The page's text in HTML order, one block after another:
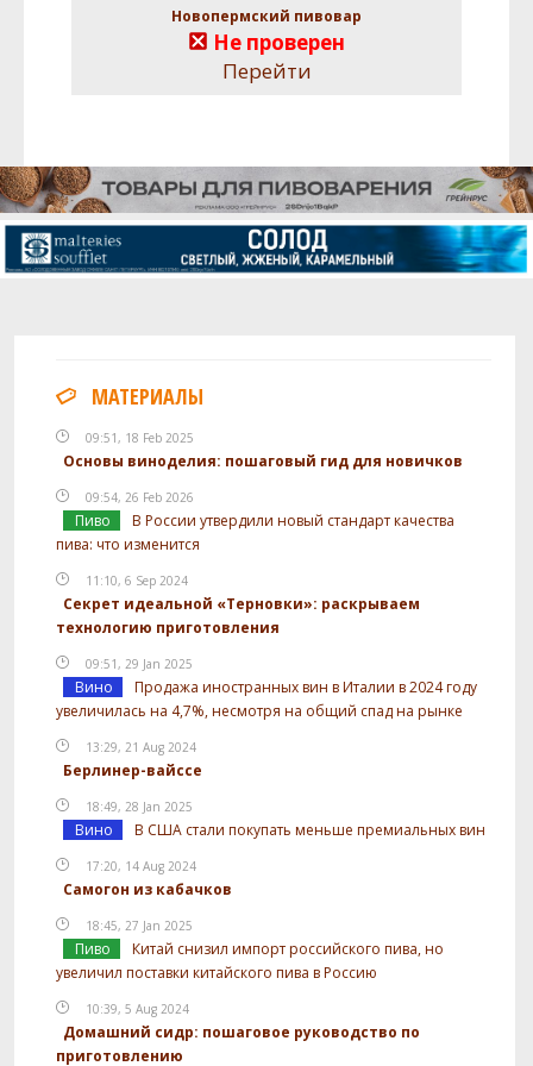
Новопермский пивовар
Не проверен
Перейти
МАТЕРИАЛЫ
09:51, 18 Feb 2025
Основы виноделия: пошаговый гид для новичков
09:54, 26 Feb 2026
Пиво
В России утвердили новый стандарт качества
пива: что изменится
11:10, 6 Sep 2024
Секрет идеальной «Терновки»: раскрываем
технологию приготовления
09:51, 29 Jan 2025
Вино
Продажа иностранных вин в Италии в 2024 году
увеличилась на 4,7%, несмотря на общий спад на рынке
13:29, 21 Aug 2024
Берлинер-вайссе
18:49, 28 Jan 2025
Вино В США стали покупать меньше премиальных вин
17:20, 14 Aug 2024
Самогон из кабачков
18:45, 27 Jan 2025
Пиво
Китай снизил импорт российского пива, но
увеличил поставки китайского пива в Россию
10:39, 5 Aug 2024
Домашний сидр: пошаговое руководство по
приготовлению